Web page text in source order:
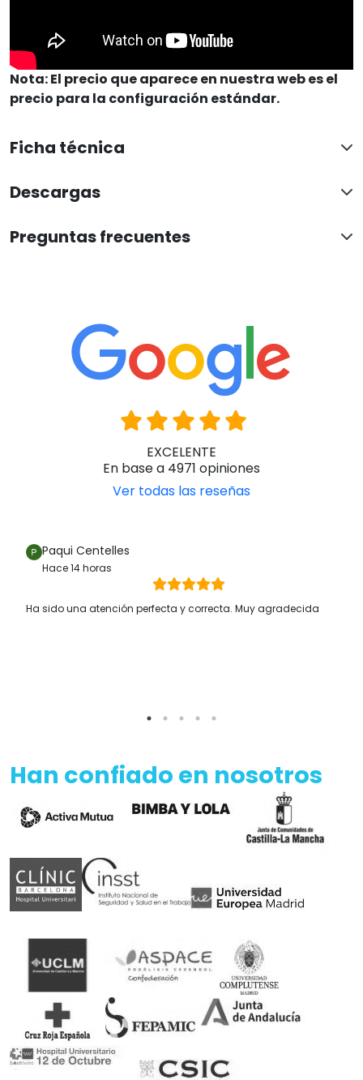
Nota: El precio que aparece en nuestra web es el
precio para la configuración estándar.
Ficha técnica
Descargas
Preguntas frecuentes
EXCELENTE
En base a 4971 opiniones
Ver todas las reseñas
Paqui Centelles
Hace 14 horas
Ha sido una atención perfecta y correcta. Muy agradecida
Han confiado en nosotros